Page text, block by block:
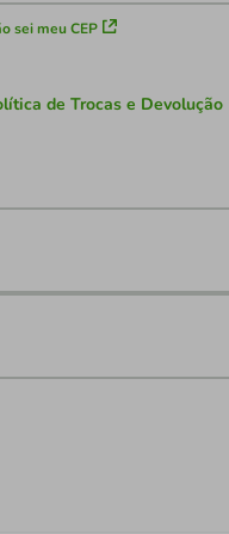
sei meu CEP
de Trocas e Devolução